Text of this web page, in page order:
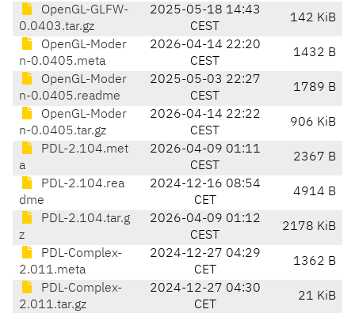
OpenGL-GLFW-
0.0403.tar.gz
2025-05-18 14:43
CEST
142 KiB
OpenGL-Moder
n-0.0405.meta
2026-04-14 22:20
CEST
1432 B
OpenGL-Moder
n-0.0405.readme
2025-05-03 22:27
CEST
1789 B
OpenGL-Moder
n-0.0405.tar.gz
2026-04-14 22:22
CEST
906 KiB
PDL-2.104.met
a
2026-04-09 01:11
CEST
2367 B
PDL-2.104.rea
dme
2024-12-16 08:54
CET
4914 B
PDL-2.104.tar.g
z
2026-04-09 01:12
CEST
2178 KiB
PDL-Complex-
2.011.meta
2024-12-27 04:29
CET
1362 B
PDL-Complex-
2.011.tar.gz
2024-12-27 04:30
CET
21 KiB